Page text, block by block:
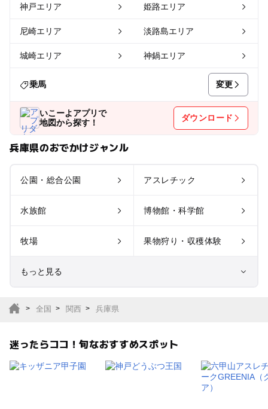
神戸エリア 姫路エリア
尼崎エリア 淡路島エリア
城崎エリア 神鍋エリア
乗馬 変更
いこーよアプリで
地図から探す！
ダウンロード
兵庫県のおでかけジャンル
公園・総合公園 アスレチック
水族館 博物館・科学館
牧場 果物狩り・収穫体験
もっと見る
サファリパーク
植物園・フラワーパー
ク
全国 関西 兵庫県
迷ったらココ！旬なおすすめスポット